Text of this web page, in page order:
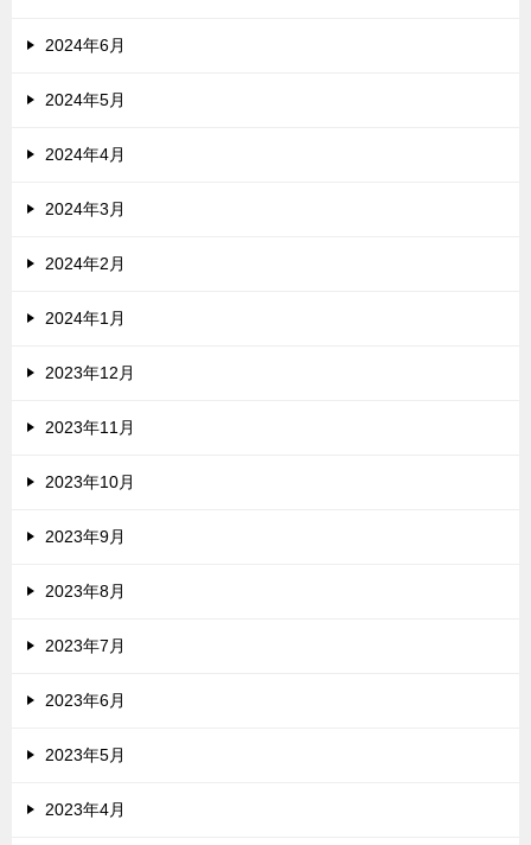
2024年6月
2024年5月
2024年4月
2024年3月
2024年2月
2024年1月
2023年12月
2023年11月
2023年10月
2023年9月
2023年8月
2023年7月
2023年6月
2023年5月
2023年4月